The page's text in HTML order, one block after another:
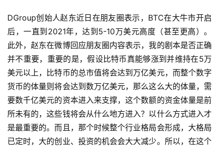
DGroup创始人赵东近日在朋友圈表示，BTC在大牛市开启
后，一直到2021年，达到5-10万美元高度（甚至更高）。
此外，赵东在微博回应朋友圈内容表示，我的剧本是否正确
并不重要，重要的是，假设比特币真能够涨到并维持在5万
美元以上，比特币的总市值将会达到万亿美元，而整个数字
货币的体量则将会达到数万亿美元，那么这么大的体量，需
要数千亿美元的资本进入来支撑，这个数额的资金体量是前
所未有的，这些钱将会从什么地方进入？以什么方式进入才
是最重要的。而且，那个时候整个行业格局会形成，大格局
已定时，大的创业、投资的机会会大大减少。所以，在这个